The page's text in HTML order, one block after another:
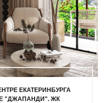
ЕКАТЕРИНБУРГА
"ДЖАПАНДИ". ЖК